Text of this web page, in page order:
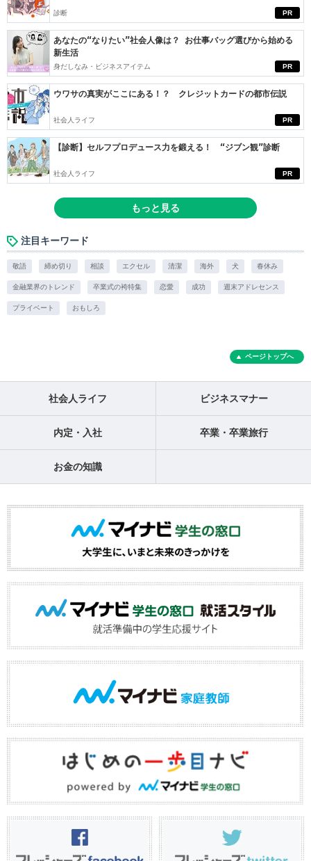
PR
診断
PR
あなたの“なりたい”社会人像は？ お仕事バッグ選びから始める
新生活
身だしなみ・ビジネスアイテム
PR
ウワサの真実がここにある！？ クレジットカードの都市伝説
社会人ライフ
PR
【診断】セルフプロデュース力を鍛える！ “ジブン観”診断
社会人ライフ
もっと見る
注目キーワード
敬語 締め切り 相談 エクセル 清潔 海外 犬 春休み
金融業界のトレンド 卒業式の袴特集 恋愛 成功 週末アドレセンス
プライベート おもしろ
ページトップへ
社会人ライフ ビジネスマナー
内定・入社 卒業・卒業旅行
お金の知識